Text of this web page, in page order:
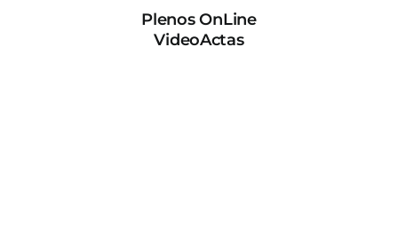
Plenos OnLine
VideoActas